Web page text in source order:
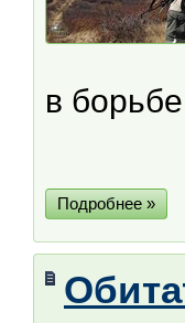
в
Подробнее »